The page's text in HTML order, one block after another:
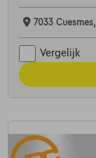
7033 Cuesmes,
Vergelijk